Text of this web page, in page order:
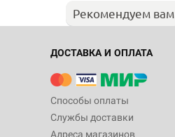
Рекомендуем вам
ДОСТАВКА И ОПЛАТА
Способы оплаты
Службы доставки
Адреса магазинов